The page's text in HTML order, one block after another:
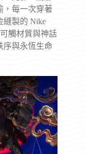
，每一次穿著
縫製的 Nike
觸材質與神話
序與永恆生命